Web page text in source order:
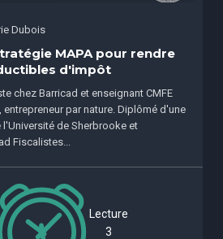
Dubois
MAPA pour rendre
d'impôt
chez Barricad et enseignant CMFE
par nature. Diplômé d'une
de Sherbrooke et
Fiscalistes...
Lecture
3